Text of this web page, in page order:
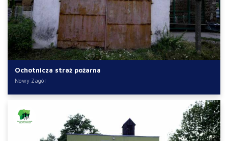
Ochotnicza straż pożarna
Nowy Zagór